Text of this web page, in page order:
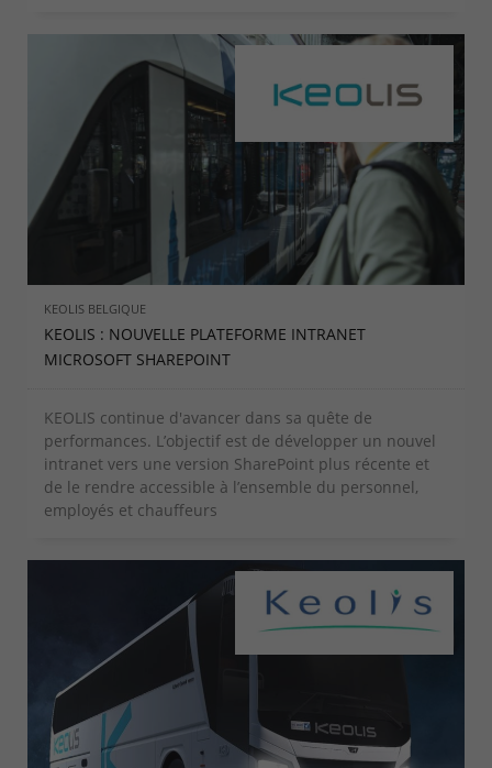
KEOLIS BELGIQUE
KEOLIS : NOUVELLE PLATEFORME INTRANET
MICROSOFT SHAREPOINT
KEOLIS continue d'avancer dans sa quête de
performances. L’objectif est de développer un nouvel
intranet vers une version SharePoint plus récente et
de le rendre accessible à l’ensemble du personnel,
employés et chauffeurs